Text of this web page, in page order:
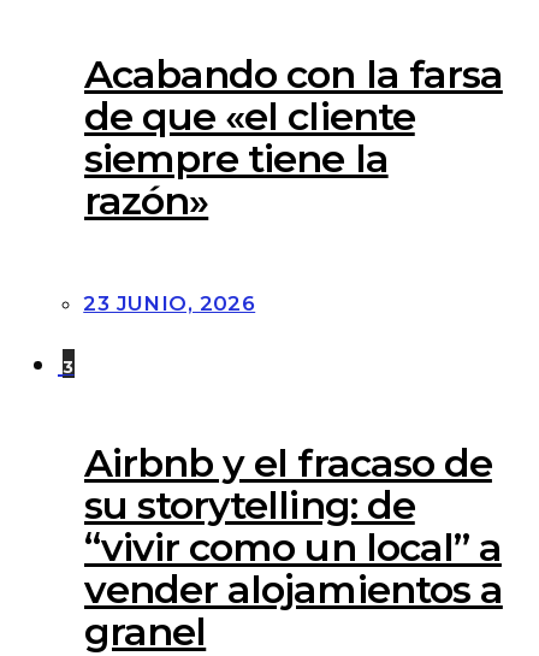
Acabando con la farsa
de que «el cliente
siempre tiene la
razón»
23 JUNIO, 2026
3
Airbnb y el fracaso de
su storytelling: de
“vivir como un local” a
vender alojamientos a
granel